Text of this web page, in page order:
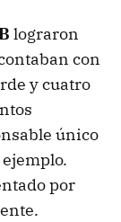
lograron
con
y cuatro
único
por